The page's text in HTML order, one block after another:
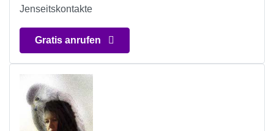
Jenseitskontakte
Gratis anrufen